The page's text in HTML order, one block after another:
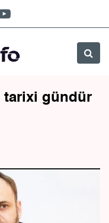
tarixi gündür